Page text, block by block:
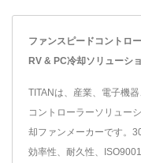
ファンスピードコントロ
RV & PC冷却ソリューシ
TITANは、産業、電子機
コントローラーソリュー
却ファンメーカーです。
効率性、耐久性、